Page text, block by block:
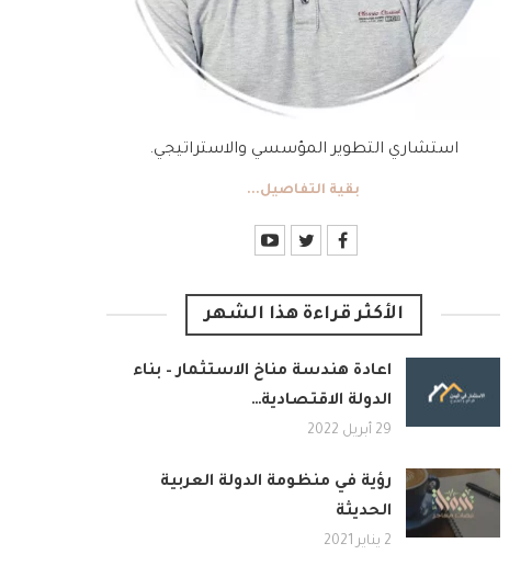
استشاري التطوير المؤسسي والاستراتيجي.
بقية التفاصيل...
الأكثر قراءة هذا الشهر
اعادة هندسة مناخ الاستثمار – بناء
الدولة الاقتصادية…
29 أبريل 2022
رؤية في منظومة الدولة العربية
الحديثة
2 يناير 2021